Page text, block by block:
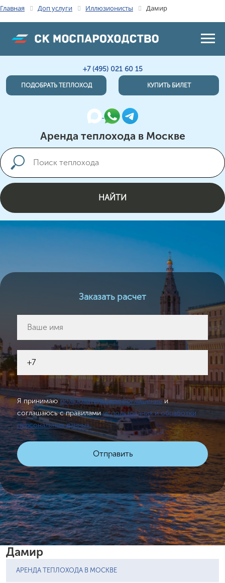
Главная Доп услуги Иллюзионисты Дамир
+7 (495) 021 60 15
ПОДОБРАТЬ ТЕПЛОХОД КУПИТЬ БИЛЕТ
Аренда теплохода в Москве
НАЙТИ
Заказать расчет
Я принимаюпользовательское соглашениеи
соглашаюсь с правиламииспользования и обработки
персональных данных.
Дамир
АРЕНДА ТЕПЛОХОДА В МОСКВЕ